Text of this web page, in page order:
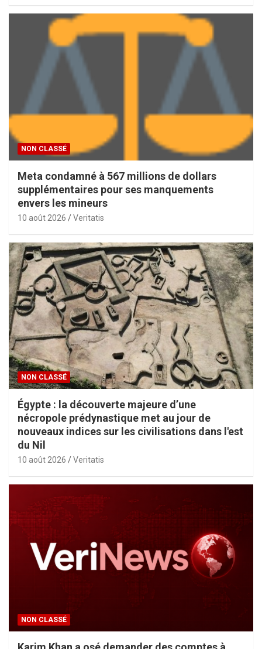
NON CLASSÉ
Meta condamné à 567 millions de dollars
supplémentaires pour ses manquements
envers les mineurs
10 août 2026 Veritatis
NON CLASSÉ
Égypte : la découverte majeure d’une
nécropole prédynastique met au jour de
nouveaux indices sur les civilisations dans l'est
du Nil
10 août 2026 Veritatis
NON CLASSÉ